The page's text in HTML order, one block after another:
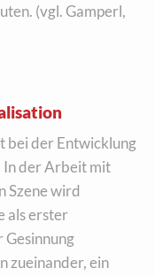
(vgl. Gamperl,
bei der Entwicklung
In der Arbeit mit
Szene wird
als erster
Gesinnung
zueinander, ein